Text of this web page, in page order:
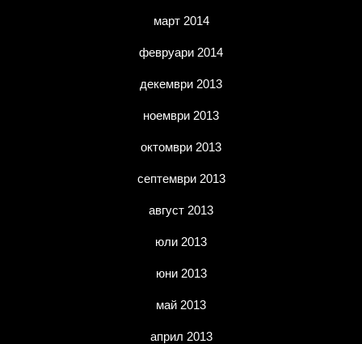
март 2014
февруари 2014
декември 2013
ноември 2013
октомври 2013
септември 2013
август 2013
юли 2013
юни 2013
май 2013
април 2013